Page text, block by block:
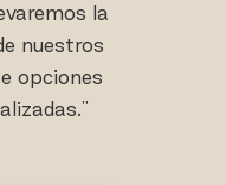
la
nuestros
opciones